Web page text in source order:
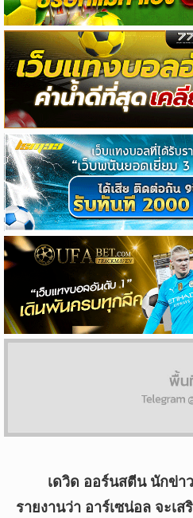
เดวิด ออร์นสตีน นักข่า
รายงานว่า อาร์เซน่อล จะเ
บอล
วิเคราะห์
NFL
วิเคราะห์
NBA
ทีเด็ด
บอล
แกล
ล
งาม
ผล
©